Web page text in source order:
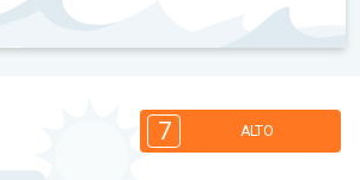
7 ALTO